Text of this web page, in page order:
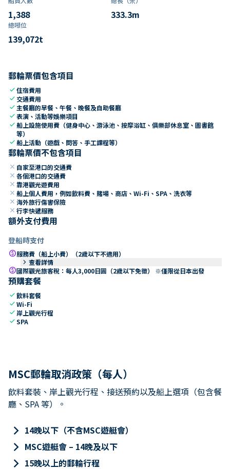
1,388 333.3m
總噸位
139,072t
郵輪票價包含項目
check住宿費用
check 交通費用
check 主餐廳的早餐、午餐、晚餐及自助餐廳
check表演、活動等娛樂項目
check船上設施使用費（健身中心、游泳池、按摩浴缸、俱樂部休息室、圖書館
等）
check船上活動（遊戲、問答、手工課程等）
郵輪票價不包含項目
close 自家至港口的交通費
close 各個港口的交通費
close 靠港觀光遊費用
close 船上個人費用，例如飲料費、賭場、商店、Wi-Fi、SPA、洗衣等
close 海外旅行傷害保險
close 行李快遞服務
額外支付費用
登船時支付
paid服務費（船上小費）（2歲以下不適用）
keyboard_arrow_right 查看詳情
paid國際觀光旅客稅：每人3,000日圓（2歲以下免徵） ※僅限從日本出發
預購套餐
check飲料套餐
checkWi-Fi
check 岸上觀光行程
checkSPA
MSC郵輪取消政策（每人）
飲料套裝、岸上觀光行程、接送預約以及船上選項（包含餐
廳、SPA 等）。
keyboard_arrow_right 14晚以下（不含MSC遊艇會）
keyboard_arrow_right MSC遊艇會 – 14晚及以下
keyboard_arrow_right 15晚以上的郵輪行程